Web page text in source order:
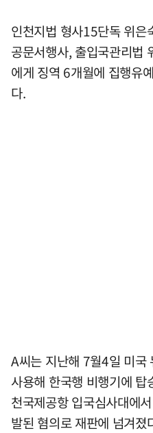
인천지법 형사15단독 위은
공문서행사, 출입국관리법
에게 징역 6개월에 집행유
다.
A씨는 지난해 7월4일 미국
사용해 한국행 비행기에
천국제공항 입국심사대에
발된 혐의로 재판에 넘겨졌